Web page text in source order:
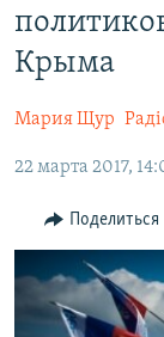
главной
Вернутся
ИСТОРИЯ
ИНТЕРАКТИВ
ИНФОГРАФИКА
ТЕЛЕПРОЕКТ
СОВЕТЫ
ПРОПАВШИЕ БЕЗ
РАДІО СВОБОДА
КАК ОБОЙТИ
Qırımtatar
Крыма
Мария Щур
22 марта 2017,
Поделиться